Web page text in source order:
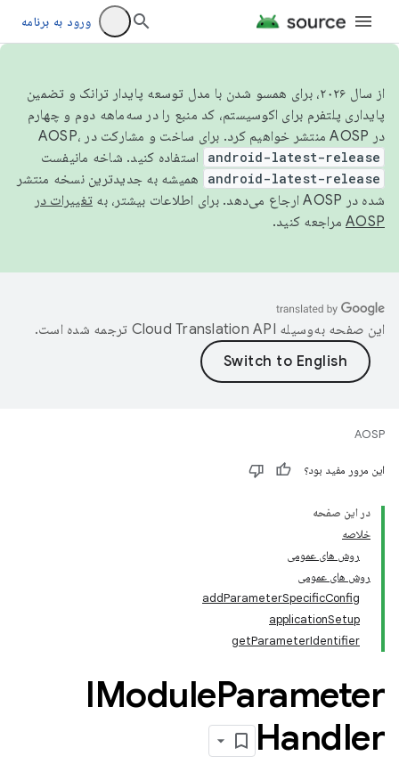
ورود به برنامه
از سال ۲۰۲۶، برای همسو شدن با مدل توسعه پایدار ترانک و تضمین
پایداری پلتفرم برای اکوسیستم، کد منبع را در سه‌ماهه دوم و چهارم
در AOSP منتشر خواهیم کرد. برای ساخت و مشارکت در AOSP،
android-latest-release استفاده کنید. شاخه مانیفست
android-latest-release
همیشه به جدیدترین نسخه منتشر
شده در AOSP ارجاع می‌دهد. برای اطلاعات بیشتر، به
تغییرات در
AOSP مراجعه کنید.
این صفحه به‌وسیله ترجمه شده است.
AOSP
این مرور مفید بود؟
در این صفحه
خلاصه
روش های عمومی
روش های عمومی
addParameterSpecificConfig
applicationSetup
getParameterIdentifier
IModuleParameter
Handler